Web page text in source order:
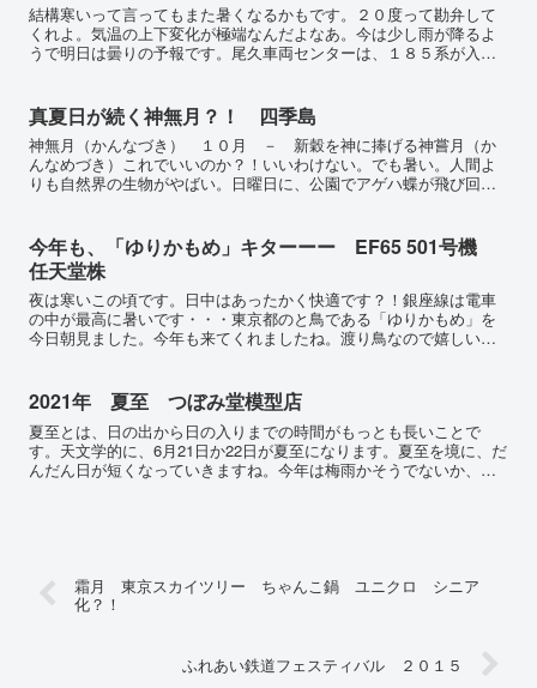
結構寒いって言ってもまた暑くなるかもです。２０度って勘弁して
くれよ。気温の上下変化が極端なんだよなあ。今は少し雨が降るよ
うで明日は曇りの予報です。尾久車両センターは、１８５系が入線
真夏日が続く神無月？！ 四季島
神無月（かんなづき） １０月 － 新穀を神に捧げる神嘗月（か
んなめづき）これでいいのか？！いいわけない。でも暑い。人間よ
りも自然界の生物がやばい。日曜日に、公園でアゲハ蝶が飛び回る
今年も、「ゆりかもめ」キターーー EF65 501号機
任天堂株
夜は寒いこの頃です。日中はあったかく快適です？！銀座線は電車
の中が最高に暑いです・・・東京都のと鳥である「ゆりかもめ」を
今日朝見ました。今年も来てくれましたね。渡り鳥なので嬉しいで
2021年 夏至 つぼみ堂模型店
夏至とは、日の出から日の入りまでの時間がもっとも長いことで
す。天文学的に、6月21日か22日が夏至になります。夏至を境に、だ
んだん日が短くなっていきますね。今年は梅雨かそうでないか、あ
霜月 東京スカイツリー ちゃんこ鍋 ユニクロ シニア
化？！
ふれあい鉄道フェスティバル ２０１５